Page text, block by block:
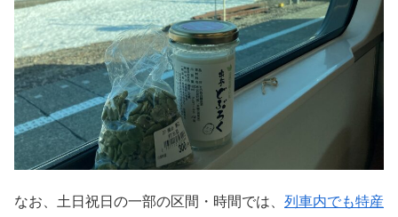
なお、土日祝日の一部の区間・時間では、 列車内でも特産